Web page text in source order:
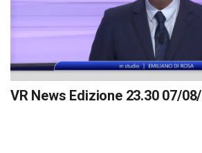
VR News Edizione 23.30 07/